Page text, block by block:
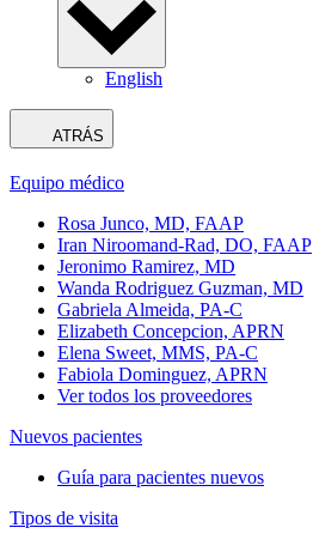
English
ATRÁS
Equipo médico
Rosa Junco, MD, FAAP
Iran Niroomand-Rad, DO, FAAP
Jeronimo Ramirez, MD
Wanda Rodriguez Guzman, MD
Gabriela Almeida, PA-C
Elizabeth Concepcion, APRN
Elena Sweet, MMS, PA-C
Fabiola Dominguez, APRN
Ver todos los proveedores
Nuevos pacientes
Guía para pacientes nuevos
Tipos de visita